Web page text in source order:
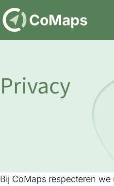
DE CoMaps
Privacy
Bij CoMaps respecteren